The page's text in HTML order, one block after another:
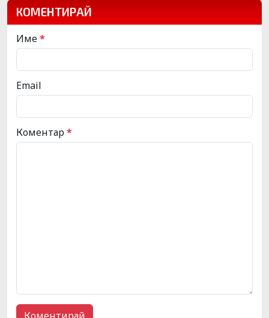
КОМЕНТИРАЙ
Име*
Email
Коментар*